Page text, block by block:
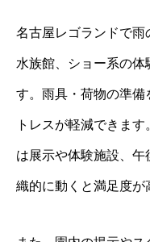
名古屋レゴランドで
水族館、ショー系の
す。雨具・荷物の準備
トレスが軽減できま
は展示や体験施設、
織的に動くと満足度が